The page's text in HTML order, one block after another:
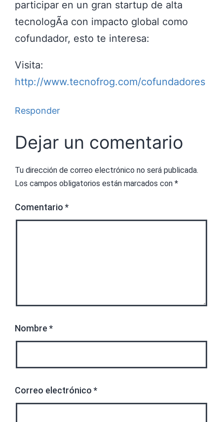
participar en un gran startup de alta
tecnologÃ­a con impacto global como
cofundador, esto te interesa:
Visita:
http://www.tecnofrog.com/cofundadores
Responder
Dejar un comentario
Tu dirección de correo electrónico no será publicada.
Los campos obligatorios están marcados con *
Comentario *
Nombre *
Correo electrónico *